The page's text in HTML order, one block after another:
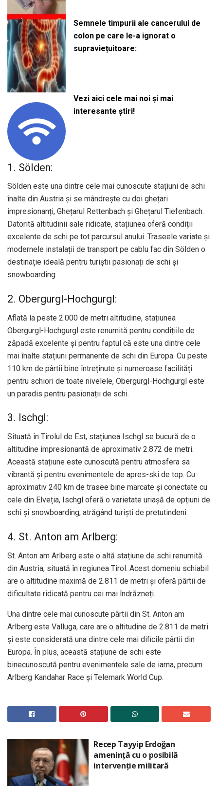
Semnele timpurii ale cancerului de
colon pe care le-a ignorat o
supraviețuitoare:
Vezi aici cele mai noi și mai
interesante știri!
1. Sölden:
Sölden este una dintre cele mai cunoscute stațiuni de schi
înalte din Austria și se mândrește cu doi ghețari
impresionanți, Ghețarul Rettenbach și Ghețarul Tiefenbach.
Datorită altitudinii sale ridicate, stațiunea oferă condiții
excelente de schi pe tot parcursul anului. Traseele variate și
modernele instalații de transport pe cablu fac din Sölden o
destinație ideală pentru turiștii pasionați de schi și
snowboarding.
2. Obergurgl-Hochgurgl:
Aflată la peste 2.000 de metri altitudine, stațiunea
Obergurgl-Hochgurgl este renumită pentru condițiile de
zăpadă excelente și pentru faptul că este una dintre cele
mai înalte stațiuni permanente de schi din Europa. Cu peste
110 km de pârtii bine întreținute și numeroase facilități
pentru schiori de toate nivelele, Obergurgl-Hochgurgl este
un paradis pentru pasionații de schi.
3. Ischgl:
Situată în Tirolul de Est, stațiunea Ischgl se bucură de o
altitudine impresionantă de aproximativ 2.872 de metri.
Această stațiune este cunoscută pentru atmosfera sa
vibrantă și pentru evenimentele de apres-ski de top. Cu
aproximativ 240 km de trasee bine marcate și conectate cu
cele din Elveția, Ischgl oferă o varietate uriașă de opțiuni de
schi și snowboarding, atrăgând turiști de pretutindeni.
4. St. Anton am Arlberg:
St. Anton am Arlberg este o altă stațiune de schi renumită
din Austria, situată în regiunea Tirol. Acest domeniu schiabil
are o altitudine maximă de 2.811 de metri și oferă pârtii de
dificultate ridicată pentru cei mai îndrăzneți.
Una dintre cele mai cunoscute pârtii din St. Anton am
Arlberg este Valluga, care are o altitudine de 2.811 de metri
și este considerată una dintre cele mai dificile pârtii din
Europa. În plus, această stațiune de schi este
binecunoscută pentru evenimentele sale de iarna, precum
Arlberg Kandahar Race și Telemark World Cup.
Recep Tayyip Erdoğan
amenință cu o posibilă
intervenție militară